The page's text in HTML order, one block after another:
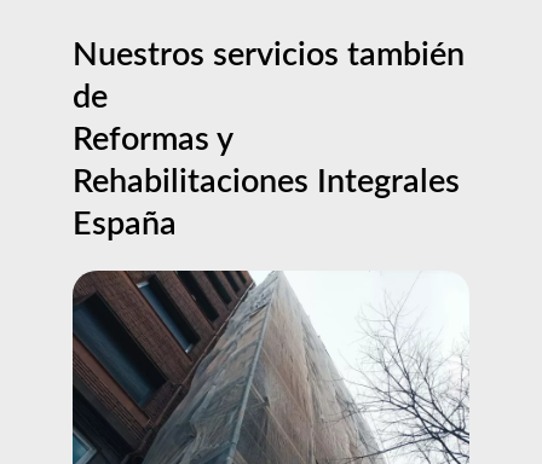
Nuestros servicios también
de
Reformas y
Rehabilitaciones Integrales
España